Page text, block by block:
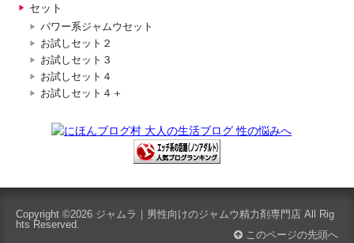
セット
パワー系ジャムウセット
お試しセット２
お試しセット３
お試しセット４
お試しセット４＋
Copyright ©2026 ジャムラ｜男性向けのジャムウ精力剤専門店 All Rig
hts Reserved.
このページの先頭へ